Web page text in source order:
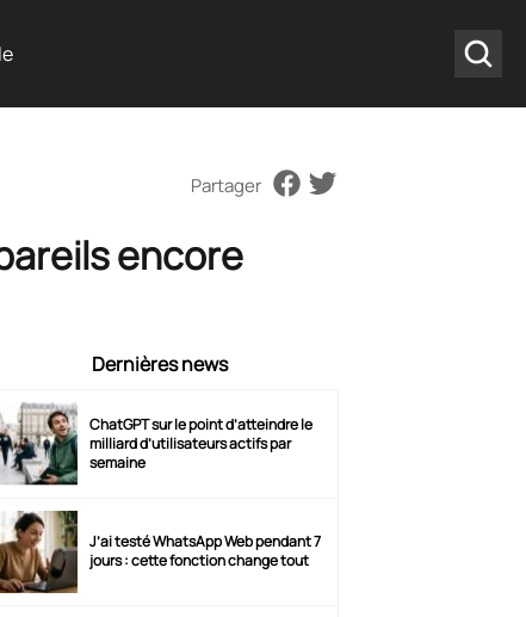
Partager
encore
Dernières news
ChatGPT sur le point d’atteindre le
milliard d’utilisateurs actifs par
semaine
J’ai testé WhatsApp Web pendant 7
jours : cette fonction change tout